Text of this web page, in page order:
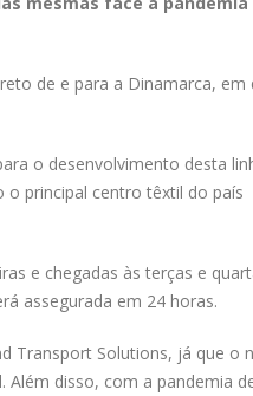
de e para a Dinamarca, em
o desenvolvimento desta
o principal centro têxtil do país
e chegadas às terças e
assegurada em 24 horas.
Transport Solutions, já que o
Além disso, com a pandemia